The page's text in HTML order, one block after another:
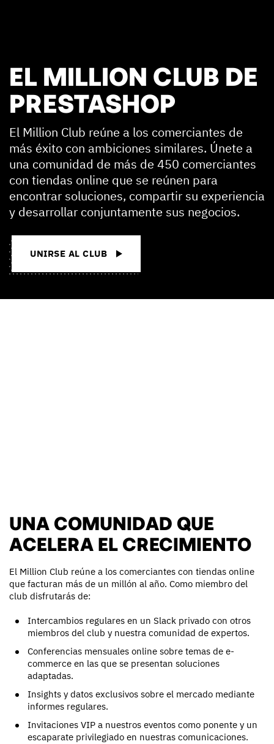
EL MILLION CLUB DE
PRESTASHOP
El Million Club reúne a los comerciantes de
más éxito con ambiciones similares. Únete a
una comunidad de más de 450 comerciantes
con tiendas online que se reúnen para
encontrar soluciones, compartir su experiencia
y desarrollar conjuntamente sus negocios.
UNIRSE AL CLUB
UNA COMUNIDAD QUE
ACELERA EL CRECIMIENTO
El Million Club reúne a los comerciantes con tiendas online
que facturan más de un millón al año. Como miembro del
club disfrutarás de:
Intercambios regulares en un Slack privado con otros
miembros del club y nuestra comunidad de expertos.
Conferencias mensuales online sobre temas de e-
commerce en las que se presentan soluciones
adaptadas.
Insights y datos exclusivos sobre el mercado mediante
informes regulares.
Invitaciones VIP a nuestros eventos como ponente y un
escaparate privilegiado en nuestras comunicaciones.